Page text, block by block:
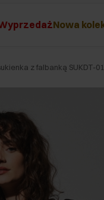
Nowa
z falbanką SUKDT-